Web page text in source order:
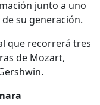
junto a uno
su generación.
que recorrerá tres
de Mozart,